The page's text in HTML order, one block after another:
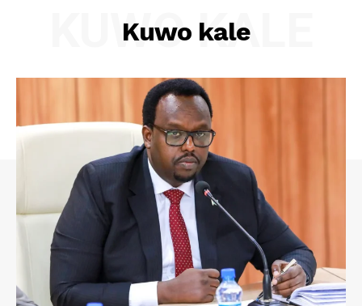
Kuwo kale
KUWO KALE